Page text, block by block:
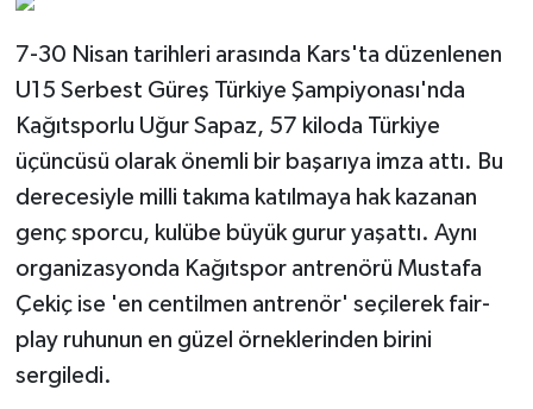
7-30 Nisan tarihleri arasında Kars'ta düzenlenen
U15 Serbest Güreş Türkiye Şampiyonası'nda
Kağıtsporlu Uğur Sapaz, 57 kiloda Türkiye
üçüncüsü olarak önemli bir başarıya imza attı. Bu
derecesiyle milli takıma katılmaya hak kazanan
genç sporcu, kulübe büyük gurur yaşattı. Aynı
organizasyonda Kağıtspor antrenörü Mustafa
Çekiç ise 'en centilmen antrenör' seçilerek fair-
play ruhunun en güzel örneklerinden birini
sergiledi.